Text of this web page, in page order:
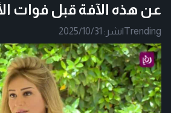
عن هذه الآفة قبل فوات
Trending
|نشر: 2025/10/31